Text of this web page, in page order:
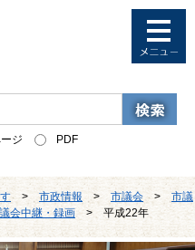
ジ PDF
> 市政情報 > 市議会 >
市議
議会中継・録画 > 平成22年